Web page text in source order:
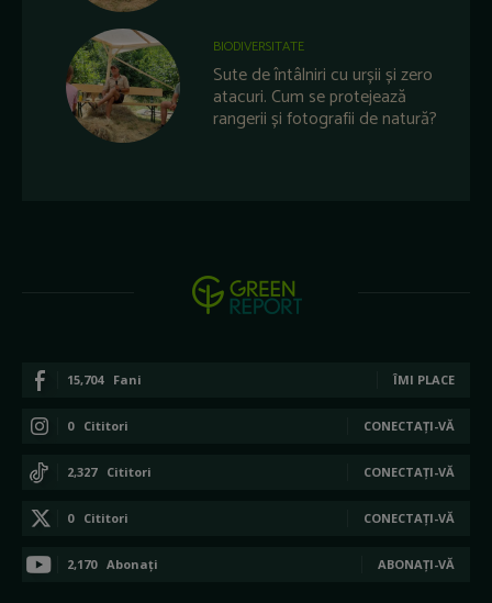
BIODIVERSITATE
Sute de întâlniri cu urșii și zero
atacuri. Cum se protejează
rangerii și fotografii de natură?
15,704 Fani ÎMI PLACE
0 Cititori CONECTAȚI-VĂ
2,327 Cititori CONECTAȚI-VĂ
0 Cititori CONECTAȚI-VĂ
2,170 Abonați ABONAȚI-VĂ